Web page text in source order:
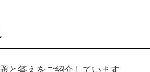
と答えをご紹介しています。